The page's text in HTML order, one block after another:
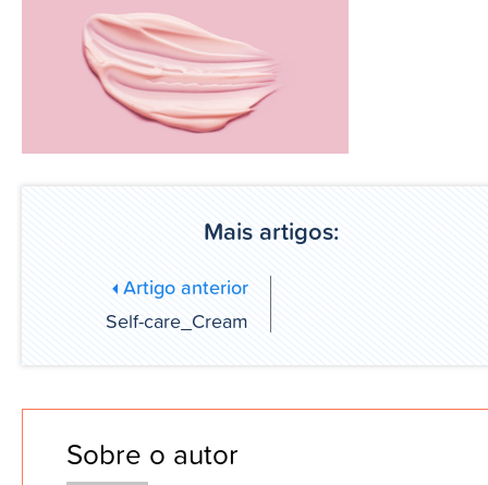
Mais artigos:
Artigo anterior
Self-care_Cream
Sobre o autor